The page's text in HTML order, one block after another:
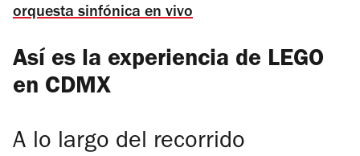
orquesta sinfónica en vivo
Así es la experiencia de LEGO
en CDMX
A lo largo del recorrido